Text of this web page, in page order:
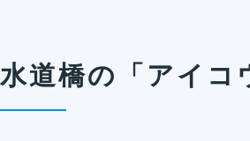
水道橋の「アイコ